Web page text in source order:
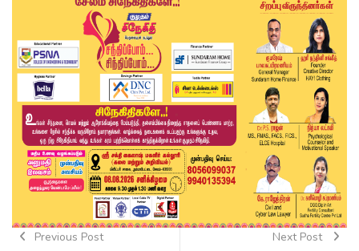
Previous Post Next Post